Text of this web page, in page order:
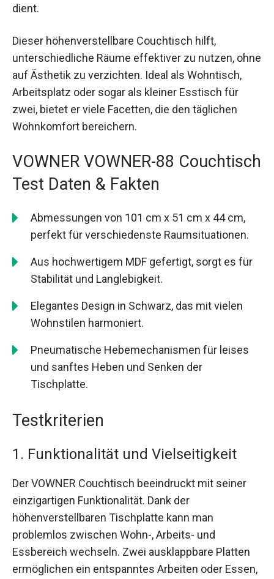
dient.
Dieser höhenverstellbare Couchtisch hilft,
unterschiedliche Räume effektiver zu nutzen, ohne
auf Ästhetik zu verzichten. Ideal als Wohntisch,
Arbeitsplatz oder sogar als kleiner Esstisch für
zwei, bietet er viele Facetten, die den täglichen
Wohnkomfort bereichern.
VOWNER VOWNER-88 Couchtisch
Test Daten & Fakten
Abmessungen von 101 cm x 51 cm x 44 cm,
perfekt für verschiedenste Raumsituationen.
Aus hochwertigem MDF gefertigt, sorgt es für
Stabilität und Langlebigkeit.
Elegantes Design in Schwarz, das mit vielen
Wohnstilen harmoniert.
Pneumatische Hebemechanismen für leises
und sanftes Heben und Senken der
Tischplatte.
Testkriterien
1. Funktionalität und Vielseitigkeit
Der VOWNER Couchtisch beeindruckt mit seiner
einzigartigen Funktionalität. Dank der
höhenverstellbaren Tischplatte kann man
problemlos zwischen Wohn-, Arbeits- und
Essbereich wechseln. Zwei ausklappbare Platten
ermöglichen ein entspanntes Arbeiten oder Essen,